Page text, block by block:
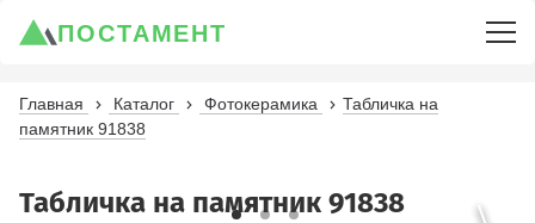
ПОСТАМЕНТ
Главная Каталог Фотокерамика
Табличка на
памятник 91838
Табличка на памятник 91838